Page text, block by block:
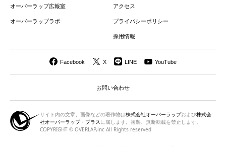
オーバーラップ広報室
オーバーラップラボ
アクセス
プライバシーポリシー
採用情報
Facebook X LINE YouTube
お問い合わせ
サイト内の文章、画像などの著作物は株式会社オーバーラップおよび株式会
社オーバーラップ・プラス に属します。複製、無断転載を禁止します。
COPYRIGHT © OVERLAP,inc All Rights reserved